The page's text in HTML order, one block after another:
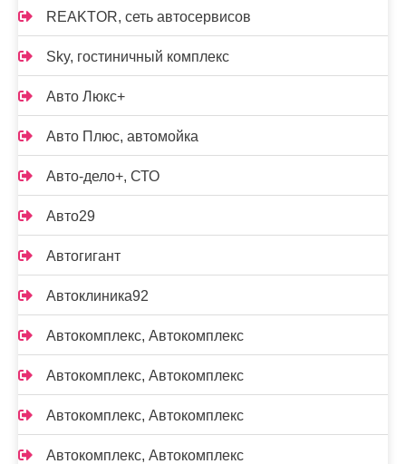
REAKTOR, сеть автосервисов
Sky, гостиничный комплекс
Авто Люкс+
Авто Плюс, автомойка
Авто-дело+, СТО
Авто29
Автогигант
Автоклиника92
Автокомплекс, Автокомплекс
Автокомплекс, Автокомплекс
Автокомплекс, Автокомплекс
Автокомплекс, Автокомплекс